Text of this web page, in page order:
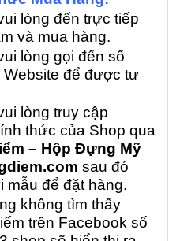
lòng đến trực tiếp
và mua hàng.
lòng gọi đến số
Website để được tư
lòng truy cập
thức của Shop qua
– Hộp Đựng Mỹ
sau đó
mẫu để đặt hàng.
không tìm thấy
trên Facebook số